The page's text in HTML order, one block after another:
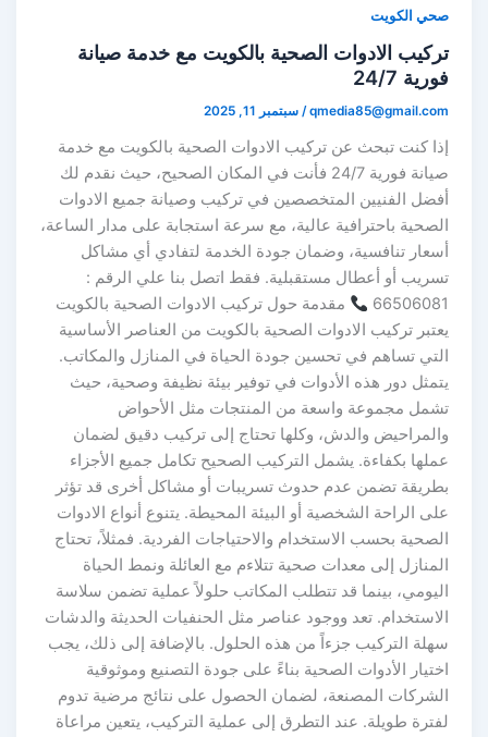
صحي الكويت
تركيب الادوات الصحية بالكويت مع خدمة صيانة
فورية 24/7
qmedia85@gmail.com
/سبتمبر 11, 2025
إذا كنت تبحث عن تركيب الادوات الصحية بالكويت مع خدمة
صيانة فورية 24/7 فأنت في المكان الصحيح، حيث نقدم لك
أفضل الفنيين المتخصصين في تركيب وصيانة جميع الادوات
الصحية باحترافية عالية، مع سرعة استجابة على مدار الساعة،
أسعار تنافسية، وضمان جودة الخدمة لتفادي أي مشاكل
تسريب أو أعطال مستقبلية. فقط اتصل بنا علي الرقم :
66506081
مقدمة حول تركيب الادوات الصحية بالكويت
يعتبر تركيب الادوات الصحية بالكويت من العناصر الأساسية
التي تساهم في تحسين جودة الحياة في المنازل والمكاتب.
يتمثل دور هذه الأدوات في توفير بيئة نظيفة وصحية، حيث
تشمل مجموعة واسعة من المنتجات مثل الأحواض
والمراحيض والدش، وكلها تحتاج إلى تركيب دقيق لضمان
عملها بكفاءة. يشمل التركيب الصحيح تكامل جميع الأجزاء
بطريقة تضمن عدم حدوث تسريبات أو مشاكل أخرى قد تؤثر
على الراحة الشخصية أو البيئة المحيطة. يتنوع أنواع الادوات
الصحية بحسب الاستخدام والاحتياجات الفردية. فمثلاً، تحتاج
المنازل إلى معدات صحية تتلاءم مع العائلة ونمط الحياة
اليومي، بينما قد تتطلب المكاتب حلولاً عملية تضمن سلاسة
الاستخدام. تعد ووجود عناصر مثل الحنفيات الحديثة والدشات
سهلة التركيب جزءاً من هذه الحلول. بالإضافة إلى ذلك، يجب
اختيار الأدوات الصحية بناءً على جودة التصنيع وموثوقية
الشركات المصنعة، لضمان الحصول على نتائج مرضية تدوم
لفترة طويلة. عند التطرق إلى عملية التركيب، يتعين مراعاة